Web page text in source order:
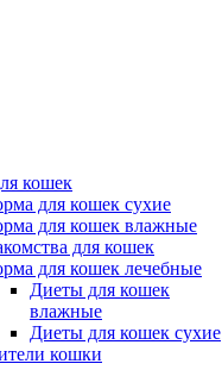
кошек
для кошек сухие
для кошек влажные
для кошек
для кошек лечебные
Диеты для кошек
влажные
Диеты для кошек сухие
кошки